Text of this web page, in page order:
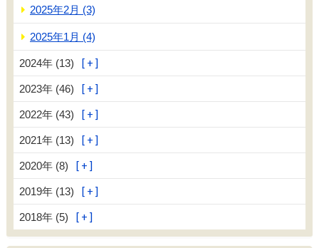
2025年2月 (3)
2025年1月 (4)
2024年 (13)
2023年 (46)
2022年 (43)
2021年 (13)
2020年 (8)
2019年 (13)
2018年 (5)